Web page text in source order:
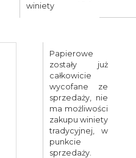
winiety
Papierowe
zostały już
całkowicie
wycofane ze
sprzedaży, nie
ma możliwości
zakupu winiety
tradycyjnej, w
punkcie
sprzedaży.